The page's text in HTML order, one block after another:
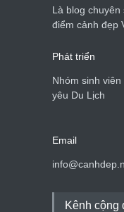
Là blog
điểm cảnh đẹp
Phát triển
Nhóm sinh viên
yêu Du Lịch
Email
Kênh cộng